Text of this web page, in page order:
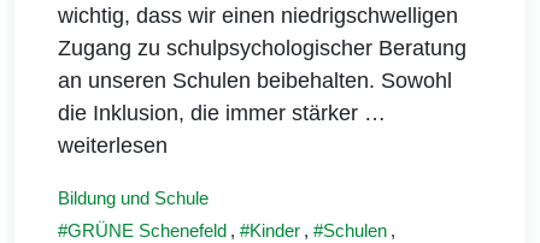
wichtig, dass wir einen niedrigschwelligen
Zugang zu schulpsychologischer Beratung
an unseren Schulen beibehalten. Sowohl
die Inklusion, die immer stärker …
weiterlesen
Bildung und Schule
GRÜNE Schenefeld , Kinder , Schulen ,